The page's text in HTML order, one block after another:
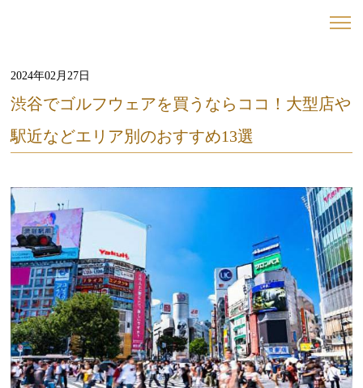
2024年02月27日
渋谷でゴルフウェアを買うならココ！大型店や
駅近などエリア別のおすすめ13選